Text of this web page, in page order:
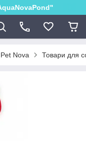
Nova Товари для